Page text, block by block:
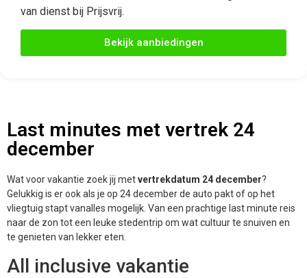
van dienst bij Prijsvrij.
Bekijk aanbiedingen
Last minutes met vertrek 24
december
Wat voor vakantie zoek jij metvertrekdatum 24 december?
Gelukkig is er ook als je op 24 december de auto pakt of op het
vliegtuig stapt vanalles mogelijk. Van een prachtige last minute reis
naar de zon tot een leuke stedentrip om wat cultuur te snuiven en
te genieten van lekker eten.
All inclusive vakantie